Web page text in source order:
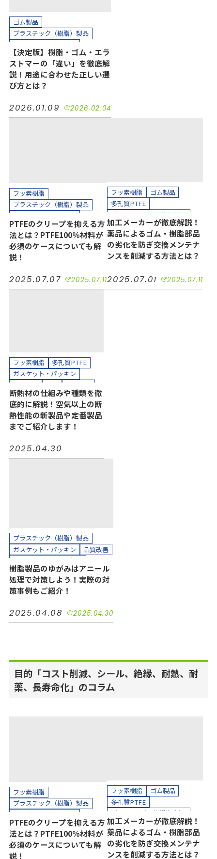
ゴム製品
プラスチック（樹脂）製品
ガスケット・パッキン
【決定版】樹脂・ゴム・エラ
ストマーの「違い」を徹底解
説！用途に合わせた正しい選
び方とは？
2026.01.09 2026.02.04
フッ素樹脂
プラスチック（樹脂）製品
品質改善
シール
気密
コスト削減
長寿命化
自動車
機械装置
油空圧
電機・電子
クリーンルーム内加工
PTFEのクリープを抑える方
法とは？PTFE100％材料が
必須のケースについても解
説！
2025.07.07 2025.07.11
フッ素樹脂
ゴム製品
多孔質PTFE
プラスチック（樹脂）製品
ホース、チューブ
ガスケット・パッキン
ジャバラ
品質改善
シール
耐薬
長寿命化
汚れ防止
電機・電子
カット加工
加工メーカーが徹底解説！
薬品によるゴム・樹脂部品
の劣化を防ぎ交換メンテナ
ンスを削減する方法とは？
2025.07.01 2025.07.11
フッ素樹脂
多孔質PTFE
ガスケット・パッキン
自動車
機械装置
半導体
電機・電子
カット加工
カッティングプロッター加工
断熱材の仕組みや種類を徹
底的に解説！空気以上の断
熱性能の新製品や定番製品
までご紹介します！
2025.04.30
プラスチック（樹脂）製品
ガスケット・パッキン
品質改善
熱処理（アニール）加工
樹脂製品のゆがみはアニール
処理で対策しよう！実際の対
策事例もご紹介！
2025.04.08 2025.04.30
目的「コスト削減、シール、絶縁、耐熱、耐
薬、長寿命化」のコラム
フッ素樹脂
プラスチック（樹脂）製品
品質改善
シール
気密
コスト削減
長寿命化
自動車
機械装置
油空圧
PTFEのクリープを抑える方
法とは？PTFE100％材料が
必須のケースについても解
説！
フッ素樹脂
ゴム製品
多孔質PTFE
プラスチック（樹脂）製品
ホース、チューブ
ガスケット・パッキン
ジャバラ
品質改善
シール
加工メーカーが徹底解説！
薬品によるゴム・樹脂部品
の劣化を防ぎ交換メンテナ
ンスを削減する方法とは？